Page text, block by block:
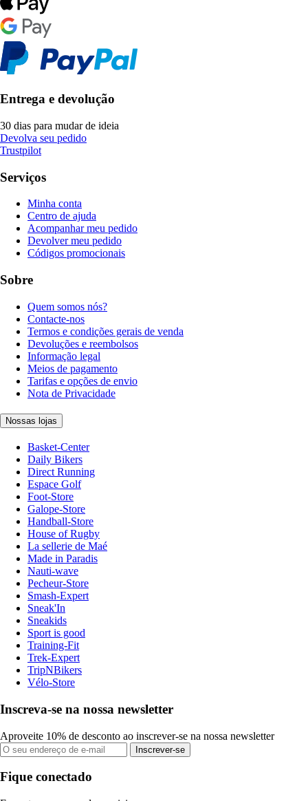
Entrega e devolução
30 dias para mudar de ideia
Devolva seu pedido
Trustpilot
Serviços
Minha conta
Centro de ajuda
Acompanhar meu pedido
Devolver meu pedido
Códigos promocionais
Sobre
Quem somos nós?
Contacte-nos
Termos e condições gerais de venda
Devoluções e reembolsos
Informação legal
Meios de pagamento
Tarifas e opções de envio
Nota de Privacidade
Nossas lojas
Basket-Center
Daily Bikers
Direct Running
Espace Golf
Foot-Store
Galope-Store
Handball-Store
House of Rugby
La sellerie de Maé
Made in Paradis
Nauti-wave
Pecheur-Store
Smash-Expert
Sneak'In
Sneakids
Sport is good
Training-Fit
Trek-Expert
TripNBikers
Vélo-Store
Inscreva-se na nossa newsletter
Aproveite 10% de desconto ao inscrever-se na nossa newsletter
Inscrever-se
Fique conectado